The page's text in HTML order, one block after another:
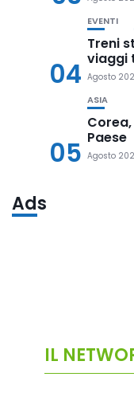
04
EVENTI
Treni
viaggi
Agosto
05
ASIA
Paese
Agosto
Ads
IL